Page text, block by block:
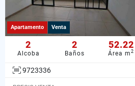
Apartamento Venta
2
Alcoba
2
Baños
52.22
Área m 2
9723336